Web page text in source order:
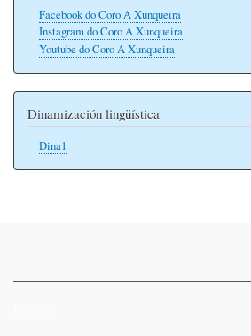
Facebook do Coro A Xunqueira
Instagram do Coro A Xunqueira
Youtube do Coro A Xunqueira
Dinamización lingüística
Dina1